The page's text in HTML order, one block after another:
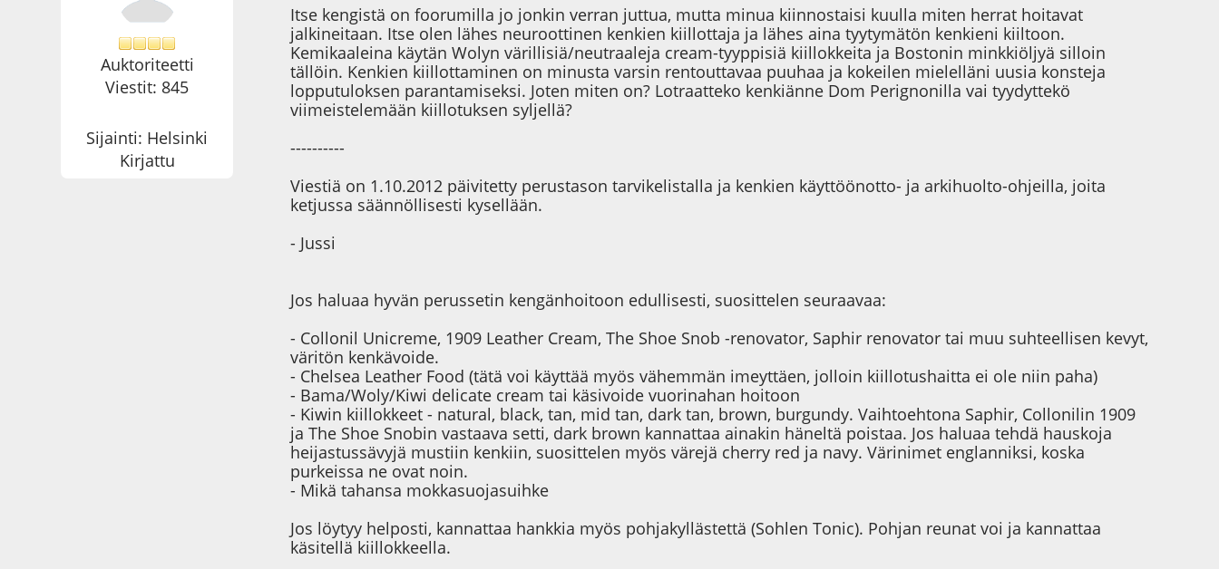
Auktoriteetti
Viestit: 845
Sijainti: Helsinki
Kirjattu
Itse kengistä on foorumilla jo jonkin verran juttua, mutta minua kiinnostaisi kuulla miten herrat hoitavat
jalkineitaan. Itse olen lähes neuroottinen kenkien kiillottaja ja lähes aina tyytymätön kenkieni kiiltoon.
Kemikaaleina käytän Wolyn värillisiä/neutraaleja cream-tyyppisiä kiillokkeita ja Bostonin minkkiöljyä silloin
tällöin. Kenkien kiillottaminen on minusta varsin rentouttavaa puuhaa ja kokeilen mielelläni uusia konsteja
lopputuloksen parantamiseksi. Joten miten on? Lotraatteko kenkiänne Dom Perignonilla vai tyydyttekö
viimeistelemään kiillotuksen syljellä?
----------
Viestiä on 1.10.2012 päivitetty perustason tarvikelistalla ja kenkien käyttöönotto- ja arkihuolto-ohjeilla, joita
ketjussa säännöllisesti kysellään.
- Jussi
Jos haluaa hyvän perussetin kengänhoitoon edullisesti, suosittelen seuraavaa:
- Collonil Unicreme, 1909 Leather Cream, The Shoe Snob -renovator, Saphir renovator tai muu suhteellisen kevyt,
väritön kenkävoide.
- Chelsea Leather Food (tätä voi käyttää myös vähemmän imeyttäen, jolloin kiillotushaitta ei ole niin paha)
- Bama/Woly/Kiwi delicate cream tai käsivoide vuorinahan hoitoon
- Kiwin kiillokkeet - natural, black, tan, mid tan, dark tan, brown, burgundy. Vaihtoehtona Saphir, Collonilin 1909
ja The Shoe Snobin vastaava setti, dark brown kannattaa ainakin häneltä poistaa. Jos haluaa tehdä hauskoja
heijastussävyjä mustiin kenkiin, suosittelen myös värejä cherry red ja navy. Värinimet englanniksi, koska
purkeissa ne ovat noin.
- Mikä tahansa mokkasuojasuihke
Jos löytyy helposti, kannattaa hankkia myös pohjakyllästettä (Sohlen Tonic). Pohjan reunat voi ja kannattaa
käsitellä kiillokkeella.